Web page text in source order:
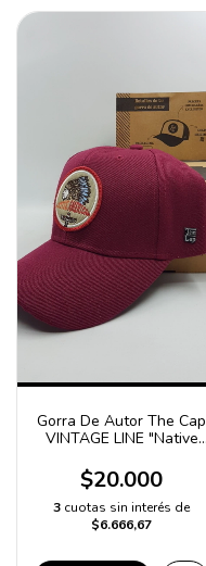
Gorra De Autor The Cap
VINTAGE LINE "Native
$20.000
3 cuotas sin interés de
$6.666,67